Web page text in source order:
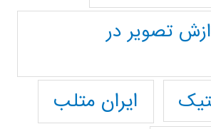
تصوير در
ایران متلب